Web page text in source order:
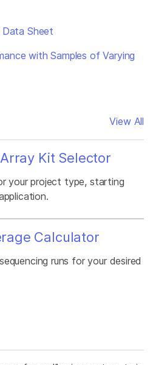
Data Sheet
with Samples of Varying
View All
Kit Selector
your project type, starting
Calculator
runs for your desired